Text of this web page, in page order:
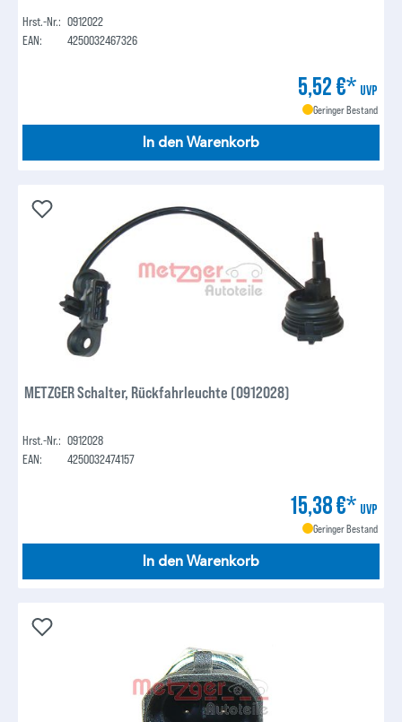
Hrst.-Nr.: 0912022
EAN:
4250032467326
5,52 €* UVP
Geringer Bestand
In den Warenkorb
METZGER Schalter, Rückfahrleuchte (0912028)
Hrst.-Nr.: 0912028
EAN:
4250032474157
15,38 €* UVP
Geringer Bestand
In den Warenkorb